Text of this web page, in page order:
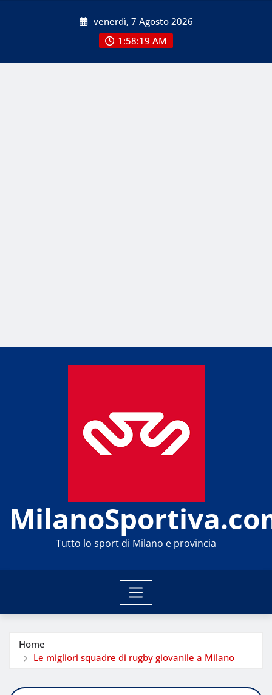
venerdì, 7 Agosto 2026
1:58:21 AM
Tutto lo sport di Milano e provincia
Home
Le migliori squadre di rugby giovanile a Milano